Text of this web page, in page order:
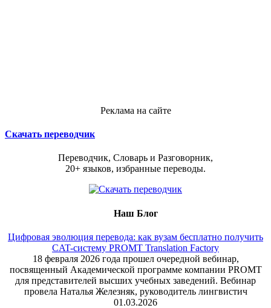
Реклама на сайте
Скачать переводчик
Переводчик, Словарь и Разговорник,
20+ языков, избранные переводы.
Наш Блог
Цифровая эволюция перевода: как вузам бесплатно получить
CAT-систему PROMT Translation Factory
18 февраля 2026 года прошел очередной вебинар,
посвященный Академической программе компании PROMT
для представителей высших учебных заведений. Вебинар
провела Наталья Железняк, руководитель лингвистич
01.03.2026